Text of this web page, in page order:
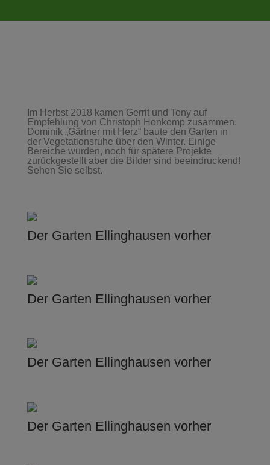
Im Herbst 2018 kamen Gerrit und Tony auf
Empfehlung von Christoph Honkomp zusammen.
Dominik „Gärtner mit Herz“ baute den Garten in
der Vegetationsruhe über den Winter. Einige
Bereiche wurden, noch für spätere Projekte
zurückgestellt aber die Bilder sind beeindruckend!
Sehen Sie selbst.
Der Garten Ellinghausen vorher
Der Garten Ellinghausen vorher
Der Garten Ellinghausen vorher
Der Garten Ellinghausen vorher